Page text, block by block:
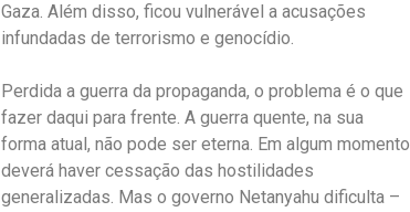
Gaza. Além disso, ficou vulnerável a acusações
infundadas de terrorismo e genocídio.
Perdida a guerra da propaganda, o problema é o que
fazer daqui para frente. A guerra quente, na sua
forma atual, não pode ser eterna. Em algum momento
deverá haver cessação das hostilidades
generalizadas. Mas o governo Netanyahu dificulta –